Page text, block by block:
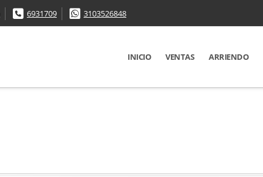
6931709 3103526848
INICIO VENTAS ARRIENDO